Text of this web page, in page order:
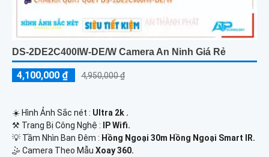
DS-2DE2C400IW-DE/W Camera An Ninh Giá Rẻ
4,100,000 ₫ 4,950,000 ₫
☀️ Hình Ảnh Sắc nét : Ultra 2k .
⚒ Trang Bị Công Nghệ :
IP Wifi.
💡 Tầm Nhìn Ban Đêm : Hồng Ngoại 30m Hồng Ngoại Smart IR.
🤹 Camera Theo Mẫu Xoay 360.